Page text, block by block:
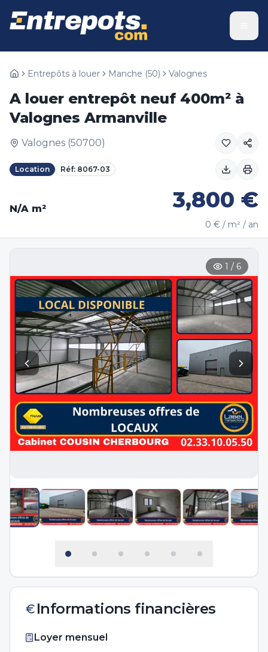
Entrepôts à louer Manche (50) Valognes
A louer entrepôt neuf 400m² à
Valognes Armanville
Valognes (50700)
Location Réf: 8067-03
N/A m² 3,800 €
0 € / m² / an
1 / 6
Informations financières
Loyer mensuel